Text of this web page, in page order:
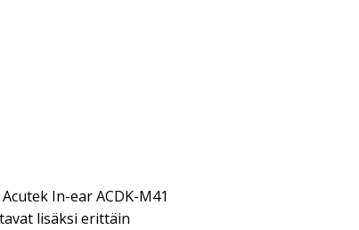
In-ear ACDK-M41
lisäksi erittäin